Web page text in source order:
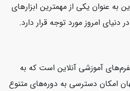
به عنوان یکی از مهمترین ابزارهای
امروز مورد توجه قرار دارد.
آموزشی آنلاین است که به
امکان دسترسی به دوره‌های متنوع